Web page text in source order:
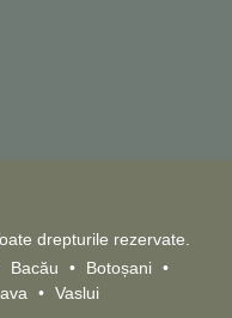
drepturile rezervate.
Bacău
Botoșani
Vaslui